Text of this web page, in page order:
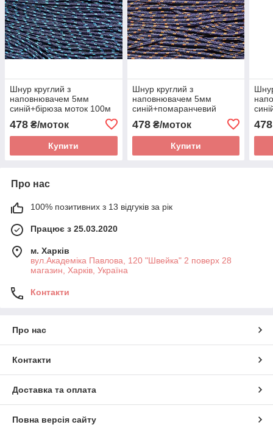
Шнур круглий з
наповнювачем 5мм
синій+бірюза моток 100м
478 ₴/моток
Купити
Шнур круглий з
наповнювачем 5мм
синій+помаранчевий
478₴/моток
Купити
478
Про нас
100% позитивних з 13 відгуків за рік
Працює з 25.03.2020
м. Харків
вул.Академіка Павлова, 120 "Швейка" 2 поверх 28
магазин, Харків, Україна
Контакти
Про нас
Контакти
Доставка та оплата
Повна версія сайту